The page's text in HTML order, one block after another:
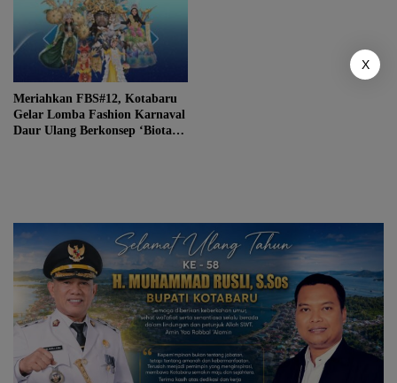
Meriahkan FBS#12, Kotabaru
Gelar Lomba Fashion Karnaval
Daur Ulang Berkonsep ‘Biota
X